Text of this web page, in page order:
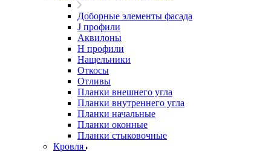
Доборные элементы фасада
J профили
Аквилоны
Н профили
Нащельники
Откосы
Отливы
Планки внешнего угла
Планки внутреннего угла
Планки начальные
Планки оконные
Планки стыковочные
Кровля